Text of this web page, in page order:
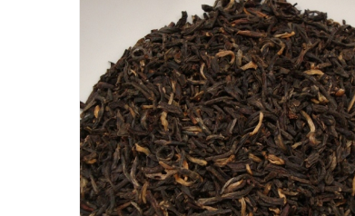
mehrere
Varianten
auf.
Die
Optionen
können
auf
der
Produktseite